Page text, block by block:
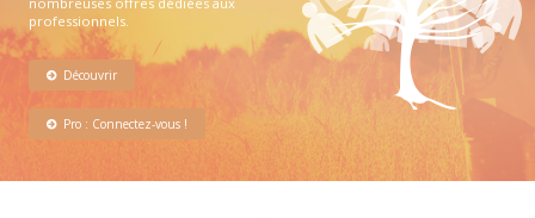
professionnels.
Découvrir
Pro : Connectez-vous !